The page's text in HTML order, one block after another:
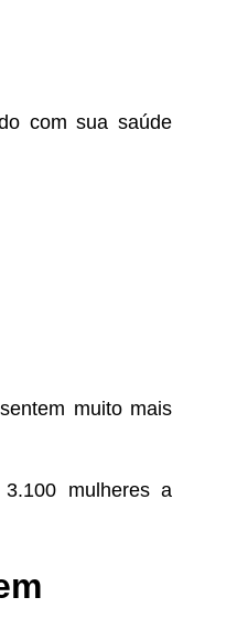
com sua saúde
muito mais
mulheres a